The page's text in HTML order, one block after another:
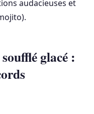
audacieuses et
glacé :